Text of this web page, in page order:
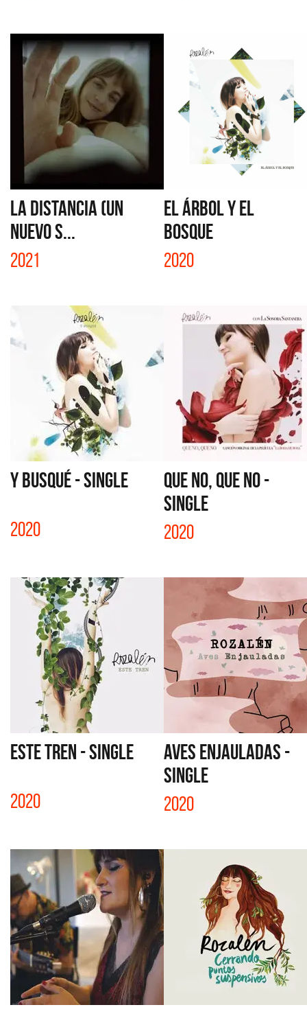
LA DISTANCIA (UN
NUEVO S...
2021
EL ÁRBOL Y EL
BOSQUE
2020
Y BUSQUÉ - SINGLE
2020
QUE NO, QUE NO -
SINGLE
2020
ESTE TREN - SINGLE
2020
AVES ENJAULADAS -
SINGLE
2020